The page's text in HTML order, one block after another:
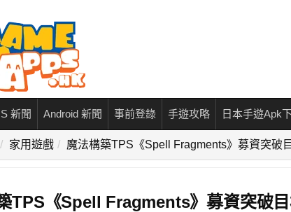
新聞 Android 新聞 事前登錄 手遊攻略 日本手遊Apk
家用遊戲 魔法構築TPS《Spell Fragments》募資突破
TPS《Spell Fragments》募資突破